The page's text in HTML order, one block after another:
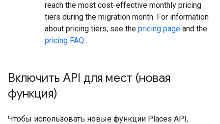
reach the most cost-effective monthly pricing
tiers during the migration month. For information
about pricing tiers, see the pricing page and the
pricing FAQ .
Включить API для мест (новая
функция)
Чтобы использовать новые функции Places API,